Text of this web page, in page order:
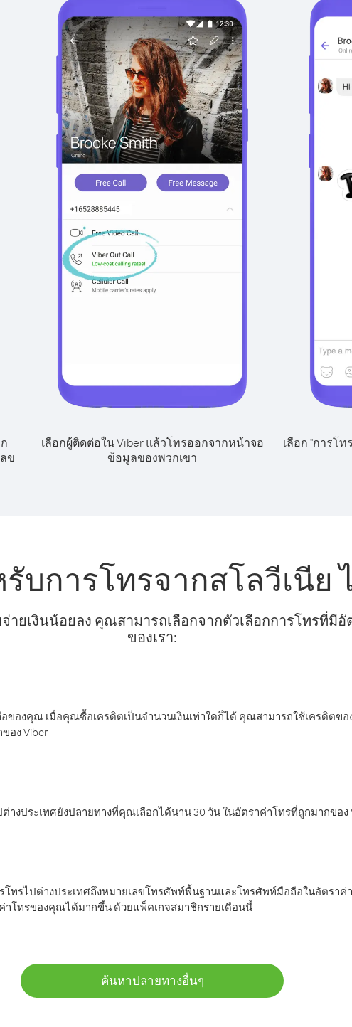
ข
เลือกผู้ติดต่อใน Viber แล้วโทรออกจากหน้าจอ
ข้อมูลของพวกเขา
เลือก "การโ
บการโทรจากสโลวีเนีย
ยเงินน้อยลง คุณสามารถเลือกจากตัวเลือกการโทรที่มี
ของเรา:
อของคุณ เมื่อคุณซื้อเครดิตเป็นจำนวนเงินเท่าใดก็ได้ คุณสามารถใช้เครดิตข
อง Viber
งประเทศยังปลายทางที่คุณเลือกได้นาน 30 วัน ในอัตราค่าโทรที่ถูกมากของ
ทรไปต่างประเทศถึงหมายเลขโทรศัพท์พื้นฐานและโทรศัพท์มือถือในอัตราค่
โทรของคุณได้มากขึ้น ด้วยแพ็คเกจสมาชิกรายเดือนนี้
ค้นหาปลายทางอื่นๆ